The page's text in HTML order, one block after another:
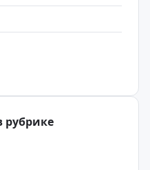
рубрике